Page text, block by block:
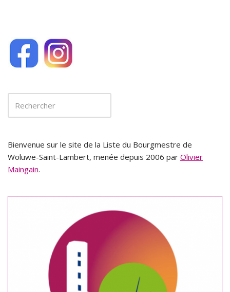
Bienvenue sur le site de la Liste du Bourgmestre de
Woluwe-Saint-Lambert, menée depuis 2006 par Olivier
Maingain.